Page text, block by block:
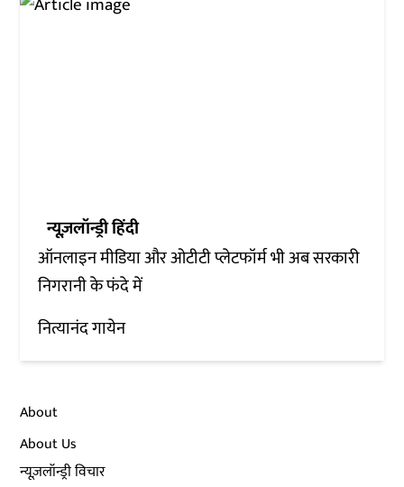
न्यूज़लॉन्ड्री हिंदी
ऑनलाइन मीडिया और ओटीटी प्लेटफॉर्म भी अब सरकारी
निगरानी के फंदे में
नित्यानंद गायेन
About
About Us
न्यूज़लॉन्ड्री विचार